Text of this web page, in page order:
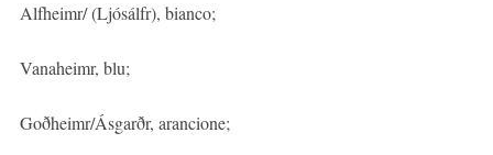
Alfheimr/ (Ljósálfr), bianco;
Vanaheimr, blu;
Goðheimr/Ásgarðr, arancione;